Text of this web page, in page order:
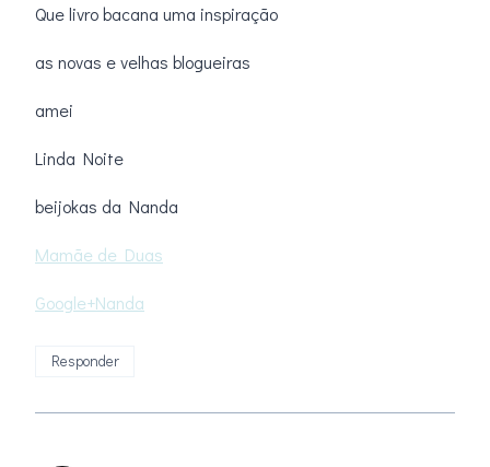
Que livro bacana uma inspiração
as novas e velhas blogueiras
amei
Linda Noite
beijokas da Nanda
Mamãe de Duas
Google+Nanda
Responder